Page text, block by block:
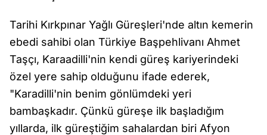
Tarihi Kırkpınar Yağlı Güreşleri'nde altın kemerin
ebedi sahibi olan Türkiye Başpehlivanı Ahmet
Taşçı, Karaadilli'nin kendi güreş kariyerindeki
özel yere sahip olduğunu ifade ederek,
"Karadilli'nin benim gönlümdeki yeri
bambaşkadır. Çünkü güreşe ilk başladığım
yıllarda, ilk güreştiğim sahalardan biri Afyon